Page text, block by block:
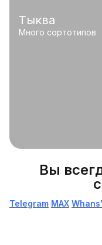
Тыква
Много сортотипов
Вы
Telegram МАХ